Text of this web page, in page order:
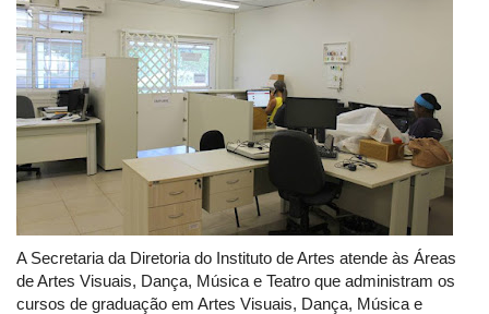
A Secretaria da Diretoria do Instituto de Artes atende às Áreas
de Artes Visuais, Dança, Música e Teatro que administram os
cursos de graduação em Artes Visuais, Dança, Música e